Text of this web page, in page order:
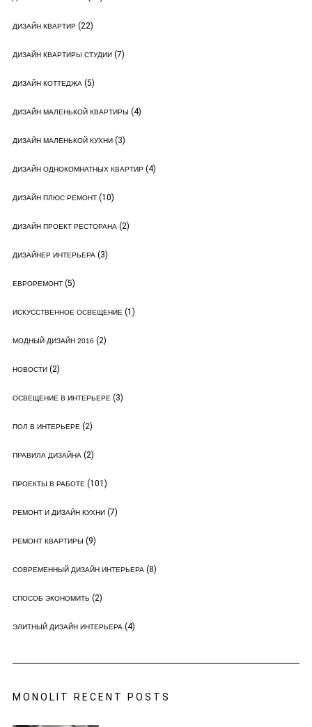
ДИЗАЙН КВАРТИР(22)
ДИЗАЙН КВАРТИРЫ СТУДИИ(7)
ДИЗАЙН КОТТЕДЖА(5)
ДИЗАЙН МАЛЕНЬКОЙ КВАРТИРЫ (4)
ДИЗАЙН МАЛЕНЬКОЙ КУХНИ(3)
ДИЗАЙН ОДНОКОМНАТНЫХ КВАРТИР(4)
ДИЗАЙН ПЛЮС РЕМОНТ(10)
ДИЗАЙН ПРОЕКТ РЕСТОРАНА(2)
ДИЗАЙНЕР ИНТЕРЬЕРА(3)
ЕВРОРЕМОНТ(5)
ИСКУССТВЕННОЕ ОСВЕЩЕНИЕ(1)
МОДНЫЙ ДИЗАЙН 2016 (2)
НОВОСТИ(2)
ОСВЕЩЕНИЕ В ИНТЕРЬЕРЕ(3)
ПОЛ В ИНТЕРЬЕРЕ(2)
ПРАВИЛА ДИЗАЙНА(2)
ПРОЕКТЫ В РАБОТЕ(101)
РЕМОНТ И ДИЗАЙН КУХНИ(7)
РЕМОНТ КВАРТИРЫ (9)
СОВРЕМЕННЫЙ ДИЗАЙН ИНТЕРЬЕРА(8)
СПОСОБ ЭКОНОМИТЬ (2)
ЭЛИТНЫЙ ДИЗАЙН ИНТЕРЬЕРА(4)
MONOLIT RECENT POSTS